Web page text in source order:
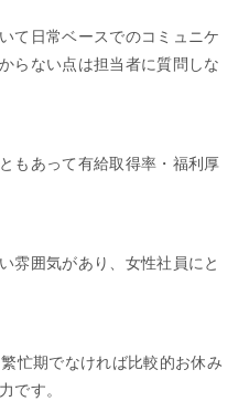
て日常ベースでのコミュニケ
らない点は担当者に質問しな
もあって有給取得率・福利厚
雰囲気があり、女性社員にと
忙期でなければ比較的お休み
です。